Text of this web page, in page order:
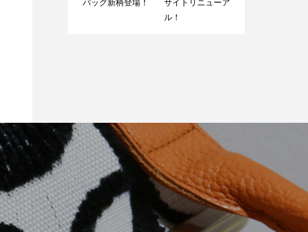
バッグ新柄登場！
サイトリニューア
ル！
3月限定！オール
SOAR SOLeダン
トツ人気商品がま